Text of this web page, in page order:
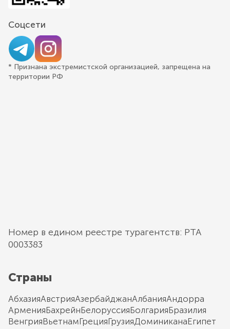
Соцсети
* Признана экстремистской организацией, запрещена на
территории РФ
Номер в едином реестре турагентств: РТА
0003383
Страны
АбхазияАвстрияАзербайджанАлбанияАндорра
АрменияБахрейнБелоруссияБолгарияБразилия
ВенгрияВьетнамГрецияГрузияДоминиканаЕгипет